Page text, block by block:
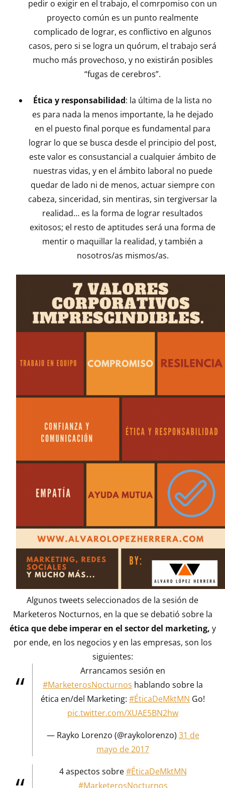
pedir o exigir en el trabajo, el comrpomiso con un
proyecto común es un punto realmente
complicado de lograr, es conflictivo en algunos
casos, pero si se logra un quórum, el trabajo será
mucho más provechoso, y no existirán posibles
“fugas de cerebros”.
Ética y responsabilidad: la última de la lista no
es para nada la menos importante, la he dejado
en el puesto final porque es fundamental para
lograr lo que se busca desde el principio del post,
este valor es consustancial a cualquier ámbito de
nuestras vidas, y en el ámbito laboral no puede
quedar de lado ni de menos, actuar siempre con
cabeza, sinceridad, sin mentiras, sin tergiversar la
realidad… es la forma de lograr resultados
exitosos; el resto de aptitudes será una forma de
mentir o maquillar la realidad, y también a
nosotros/as mismos/as.
Algunos tweets seleccionados de la sesión de
Marketeros Nocturnos, en la que se debatió sobre la
ética que debe imperar en el sector del marketing, y
por ende, en los negocios y en las empresas, son los
siguientes:
Arrancamos sesión en
#MarketerosNocturnos hablando sobre la
ética en/del Marketing: #ÉticaDeMktMN Go!
pic.twitter.com/XUAE5BN2hw
— Rayko Lorenzo (@raykolorenzo) 31 de
mayo de 2017
4 aspectos sobre#ÉticaDeMktMN
#MarketerosNocturnos